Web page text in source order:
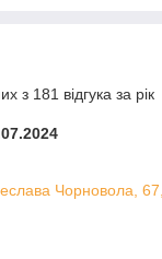
з 181 відгука за рік
Чорновола,